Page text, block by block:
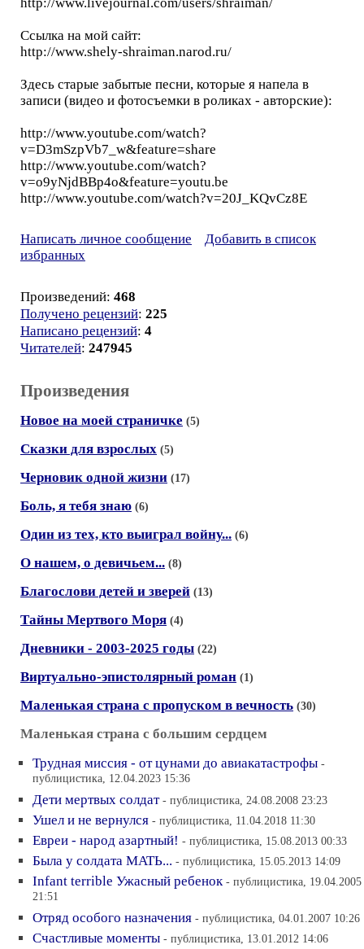
Ссылка на мой сайт:
http://www.shely-shraiman.narod.ru/
Здесь старые забытые песни, которые я напела в
записи (видео и фотосъемки в роликах - авторские):
http://www.youtube.com/watch?
v=D3mSzpVb7_w&feature=share
http://www.youtube.com/watch?
v=o9yNjdBBp4o&feature=youtu.be
http://www.youtube.com/watch?v=20J_KQvCz8E
Написать личное сообщение
Добавить в список
избранных
Произведений: 468
Получено рецензий: 225
Написано рецензий: 4
Читателей: 247945
Произведения
Новое на моей страничке (5)
Сказки для взрослых (5)
Черновик одной жизни (17)
Боль, я тебя знаю (6)
Один из тех, кто выиграл войну... (6)
О нашем, о девичьем... (8)
Благослови детей и зверей (13)
Тайны Мертвого Моря (4)
Дневники - 2003-2025 годы (22)
Виртуально-эпистолярный роман (1)
Маленькая страна с пропуском в вечность (30)
Маленькая страна с большим сердцем
Трудная миссия - от цунами до авиакатастрофы -
публицистика, 12.04.2023 15:36
Дети мертвых солдат - публицистика, 24.08.2008 23:23
Ушел и не вернулся - публицистика, 11.04.2018 11:30
Евреи - народ азартный! - публицистика, 15.08.2013 00:33
Была у солдата МАТЬ... - публицистика, 15.05.2013 14:09
Infant terrible Ужасный ребенок - публицистика, 19.04.2005
21:51
Отряд особого назначения - публицистика, 04.01.2007 10:26
Счастливые моменты - публицистика, 13.01.2012 14:06